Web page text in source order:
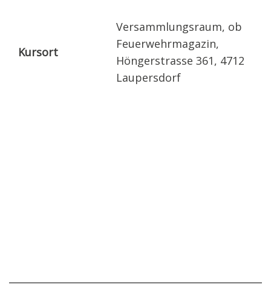
Kursort
Versammlungsraum, ob
Feuerwehrmagazin,
Höngerstrasse 361, 4712
Laupersdorf